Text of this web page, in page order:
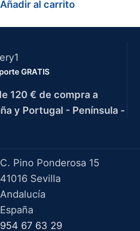
Añadir al carrito
GRATIS
120 € de compra a
y Portugal - Península -
C. Pino Ponderosa 15
41016 Sevilla
Andalucía
España
954 67 63 29